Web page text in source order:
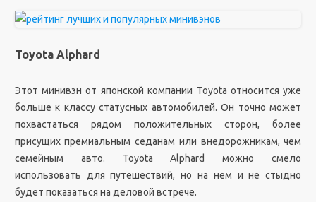
Toyota Alphard
Этот минивэн от японской компании Toyota относится уже
больше к классу статусных автомобилей. Он точно может
похвастаться рядом положительных сторон, более
присущих премиальным седанам или внедорожникам, чем
семейным авто. Toyota Alphard можно смело
использовать для путешествий, но на нем и не стыдно
будет показаться на деловой встрече.